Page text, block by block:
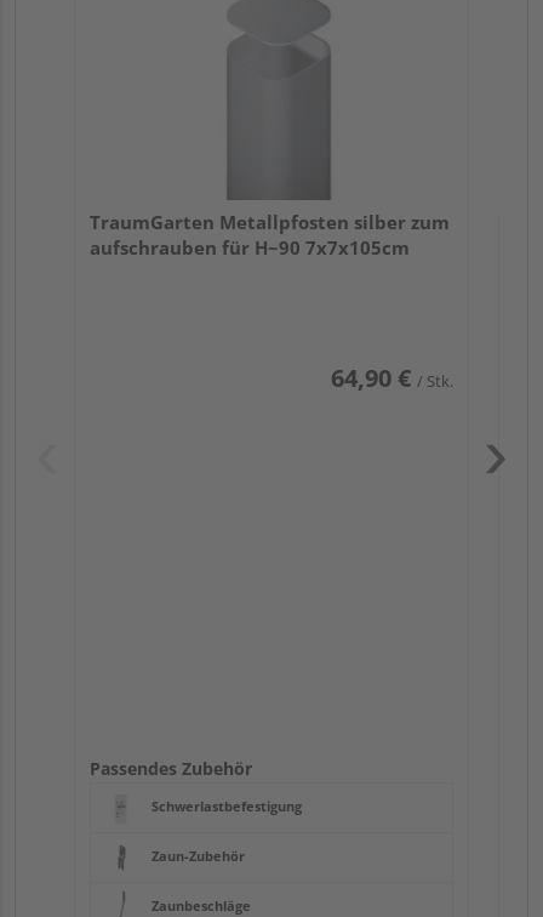
TraumGarten Metallpfosten silber zum
aufschrauben für H~90 7x7x105cm
64,90 € / Stk.
Passendes Zubehör
Schwerlastbefestigung
Zaun-Zubehör
Zaunbeschläge